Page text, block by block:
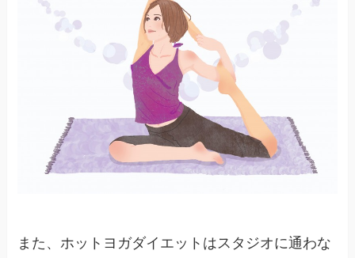
また、ホットヨガダイエットはスタジオに通わな